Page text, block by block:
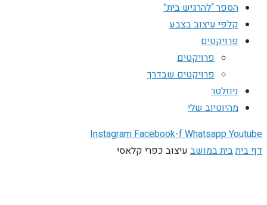
הספר “להרגיש בית”
קלפי עיצוב בצבע
פרויקטים
פרויקטים
פרויקטים שבדרך
ניוזלטר
מהיוטיוב שלי
InstagramFacebook-fWhatsappYoutube
דף ביתבית במושב עיצוב כפרי קלאסי